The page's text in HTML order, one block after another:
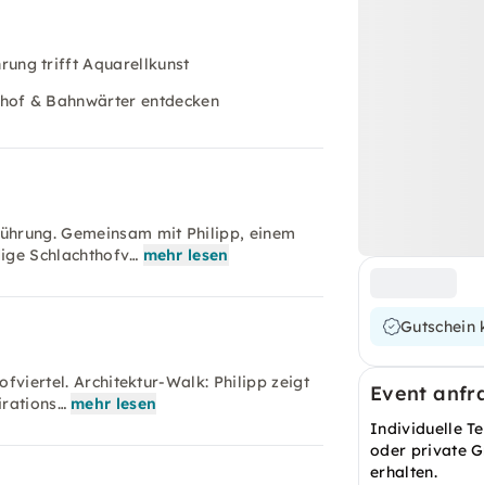
Gutschein
Event
Individuelle
oder private
erhalten.
trifft Aquarellkunst
& Bahnwärter entdecken
Gemeinsam mit Philipp, einem
Schlachthofv… mehr lesen
Architektur-Walk: Philipp zeigt
mehr lesen